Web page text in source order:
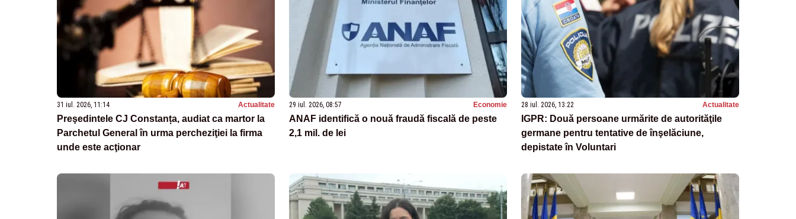
31 iul. 2026, 11:14 Actualitate
Preşedintele CJ Constanța, audiat ca martor la
Parchetul General în urma percheziţiei la firma
unde este acţionar
29 iul. 2026, 08:57 Economie
ANAF identifică o nouă fraudă fiscală de peste
2,1 mil. de lei
28 iul. 2026, 13:22 Actualitate
IGPR: Două persoane urmărite de autorităţile
germane pentru tentative de înşelăciune,
depistate în Voluntari